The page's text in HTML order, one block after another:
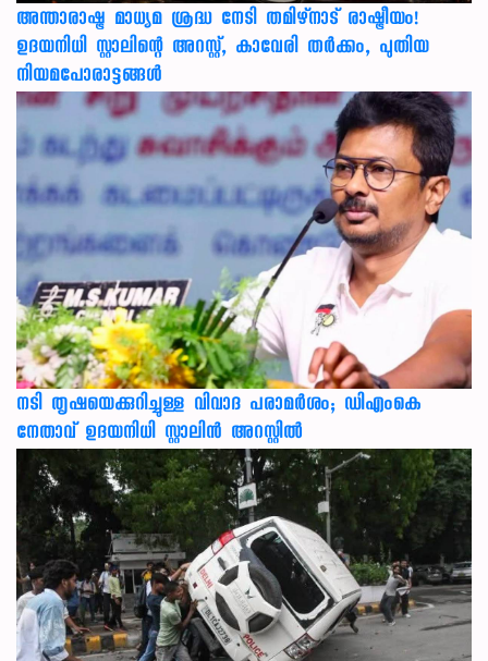
അന്താരാഷ്ട്ര മാധ്യമ ശ്രദ്ധ നേടി തമിഴ്‌നാട് രാഷ്ട്രീയം!
ഉദയനിധി സ്റ്റാലിന്റെ അറസ്റ്റ്, കാവേരി തർക്കം, പുതിയ
നിയമപോരാട്ടങ്ങൾ
നടി തൃഷയെക്കുറിച്ചുള്ള വിവാദ പരാമർശം; ഡിഎംകെ
നേതാവ് ഉദയനിധി സ്റ്റാലിൻ അറസ്റ്റിൽ